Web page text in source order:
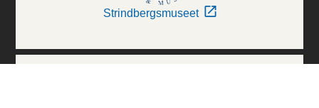
Strindbergsmuseet